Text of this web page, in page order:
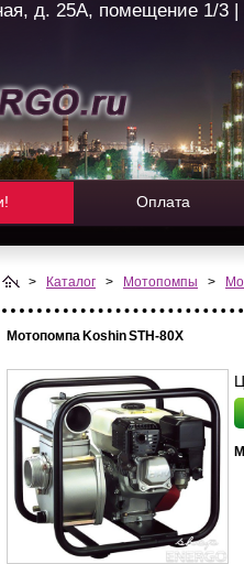
д. 25А, помещение 1/3 |
Оплата
> Каталог > Мотопомпы >
Мотопомпа Koshin SТH-80X